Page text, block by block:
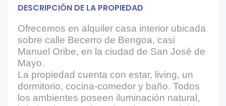
DESCRIPCIÓN DE LA PROPIEDAD
Ofrecemos en alquiler casa interior ubicada
sobre calle Becerro de Bengoa, casi
Manuel Oribe, en la ciudad de San José de
Mayo.
La propiedad cuenta con estar, living, un
dormitorio, cocina-comedor y baño. Todos
los ambientes poseen iluminación natural,